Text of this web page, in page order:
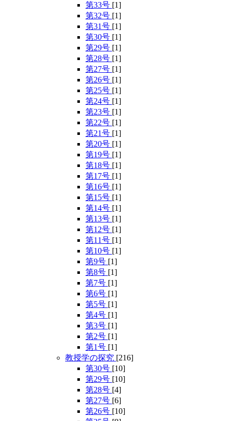
第33号 [1]
第32号 [1]
第31号 [1]
第30号 [1]
第29号 [1]
第28号 [1]
第27号 [1]
第26号 [1]
第25号 [1]
第24号 [1]
第23号 [1]
第22号 [1]
第21号 [1]
第20号 [1]
第19号 [1]
第18号 [1]
第17号 [1]
第16号 [1]
第15号 [1]
第14号 [1]
第13号 [1]
第12号 [1]
第11号 [1]
第10号 [1]
第9号 [1]
第8号 [1]
第7号 [1]
第6号 [1]
第5号 [1]
第4号 [1]
第3号 [1]
第2号 [1]
第1号 [1]
教授学の探究 [216]
第30号 [10]
第29号 [10]
第28号 [4]
第27号 [6]
第26号 [10]